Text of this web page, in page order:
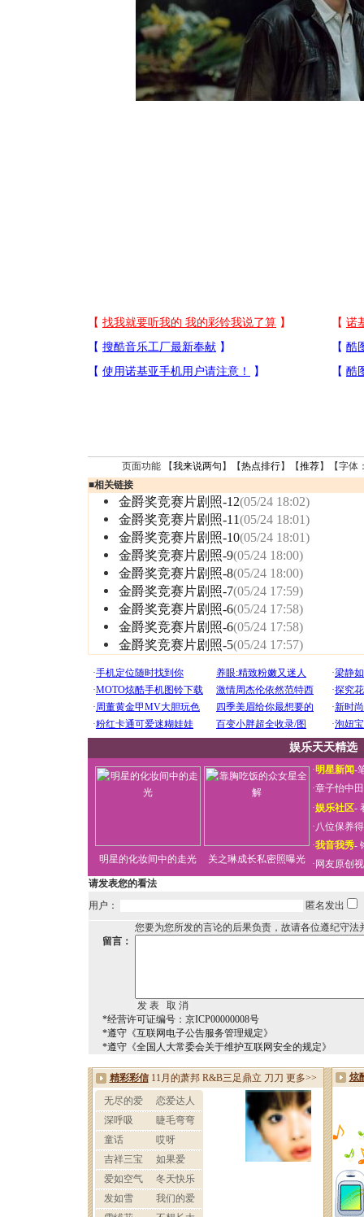
页面功能 【我来说两句 】【热点排行】【推荐】【字体
■相关链接
金爵奖竞赛片剧照-12(05/24 18:02)
金爵奖竞赛片剧照-11(05/24 18:01)
金爵奖竞赛片剧照-10(05/24 18:01)
金爵奖竞赛片剧照-9(05/24 18:00)
金爵奖竞赛片剧照-8(05/24 18:00)
金爵奖竞赛片剧照-7(05/24 17:59)
金爵奖竞赛片剧照-6(05/24 17:58)
金爵奖竞赛片剧照-6(05/24 17:58)
金爵奖竞赛片剧照-5(05/24 17:57)
娱乐天天精选
明星的化妆间中的走光 关之琳成长私密照曝光
·明星新闻-
·章子怡中
·娱乐社区-
·八位保养
·我音我秀-
· 网友原创
请发表您的看法
用户：
匿名发出
您要为您所发的言论的后果负责，故请各位遵纪守法
留言：
*经营许可证编号：京ICP00000008号
*遵守《互联网电子公告服务管理规定》
*遵守《全国人大常委会关于维护互联网安全的规定》